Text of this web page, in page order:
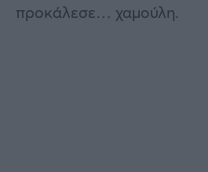
προκάλεσε… χαμούλη.